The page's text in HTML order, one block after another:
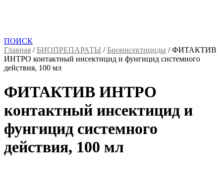
ПОИСК
Главная /БИОПРЕПАРАТЫ /Биоинсектициды /ФИТАКТИВ
ИНТРО контактный инсектицид и фунгицид системного
действия, 100 мл
ФИТАКТИВ ИНТРО
контактный инсектицид и
фунгицид системного
действия, 100 мл